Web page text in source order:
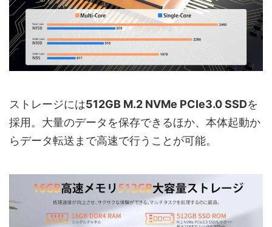
ストレージには512GB M.2 NVMe PCIe3.0 SSDを
採用。大量のデータを保存できるほか、本体起動か
らデータ転送まで高速で行うことが可能。